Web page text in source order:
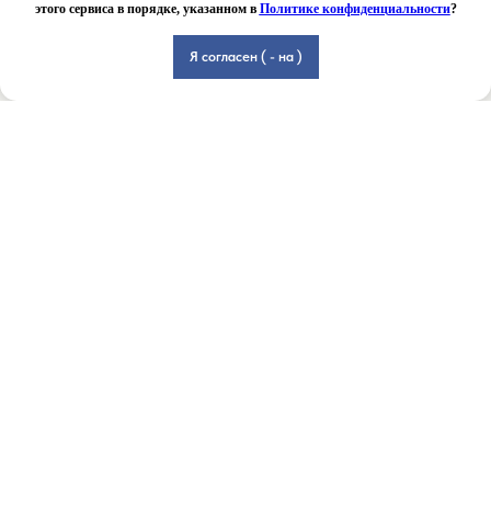
Услуги О нас
этого сервиса в порядке, указанном в Политике конфиденциальности?
Я согласен ( - на )